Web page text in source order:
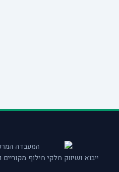
ייבוא ושיווק חלקי חילוף